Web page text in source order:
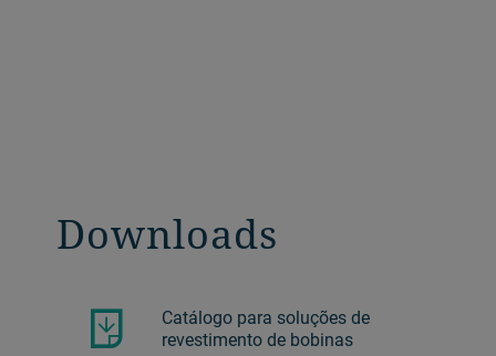
Downloads
Catálogo para soluções de
revestimento de bobinas